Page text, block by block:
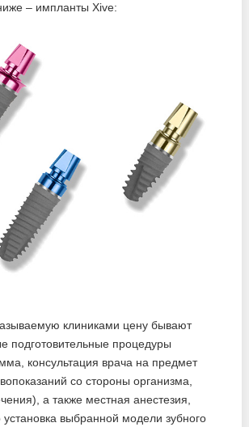
– импланты Xive:
клиниками цену бывают
подготовительные процедуры
консультация врача на предмет
со стороны организма,
а также местная анестезия,
установка выбранной модели зубного